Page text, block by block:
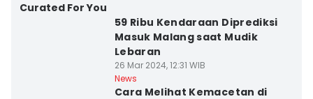
Curated For You
59 Ribu Kendaraan Diprediksi
Masuk Malang saat Mudik
Lebaran
26 Mar 2024, 12:31 WIB
News
Cara Melihat Kemacetan di